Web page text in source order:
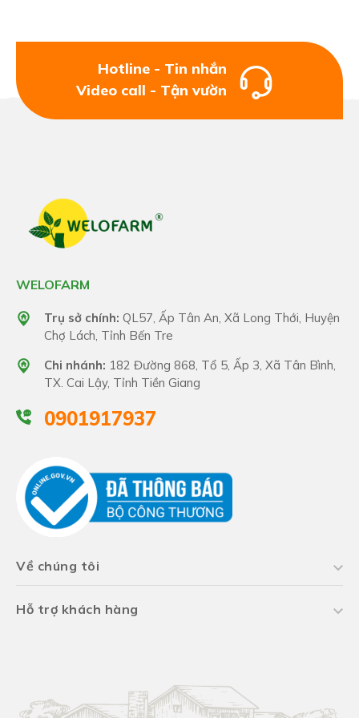
- Lắc đều trước khi sử dụng.
- Bảo quản nơi khô thoáng.
Hotline - Tin nhắn
Video call - Tận vườn
WELOFARM
Trụ sở chính: QL57, Ấp Tân An, Xã Long Thới, Huyện
Chợ Lách, Tỉnh Bến Tre
Chi nhánh: 182 Đường 868, Tổ 5, Ấp 3, Xã Tân Bình,
TX. Cai Lậy, Tỉnh Tiền Giang
0901917937
Về chúng tôi
Hỗ trợ khách hàng